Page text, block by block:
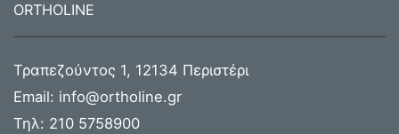
ORTHOLINE
Τραπεζούντος 1, 12134 Περιστέρι
Email: info@ortholine.gr
Τηλ: 210 5758900